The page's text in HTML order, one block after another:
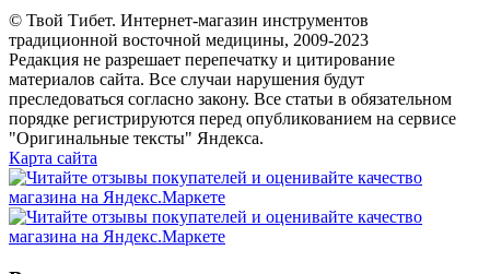
© Твой Тибет. Интернет-магазин инструментов
традиционной восточной медицины, 2009-2023
Редакция не разрешает перепечатку и цитирование
материалов сайта. Все случаи нарушения будут
преследоваться согласно закону. Все статьи в обязательном
порядке регистрируются перед опубликованием на сервисе
"Оригинальные тексты" Яндекса.
Карта сайта